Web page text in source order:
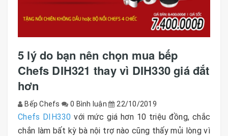
5 lý do bạn nên chọn mua bếp
Chefs DIH321 thay vì DIH330 giá đắt
hơn
Bếp Chefs 0 Bình luận 22/10/2019
Chefs DIH330 với mức giá hơn 10 triệu đồng, chắc
chắn làm bất kỳ bà nội trợ nào cũng thấy mủi lòng vì